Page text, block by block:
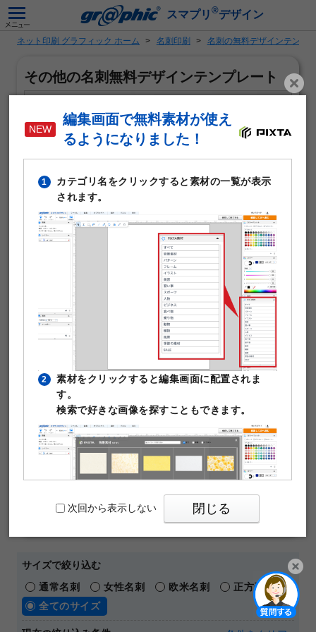
スマプリ ®デザイン
ネット印刷 グラフィック ホーム 名刺印刷 名刺の無料デザインテンプ
その他の名刺無料デザインテンプレート
「その他」がテーマの名刺作成に使える無料デザインテン
プレートです。写真や文字を入れるだけで本格的な名刺が
作成できます。テンプレート編集は無料。そのまま印刷注
文が可能です。
50枚 ￥480 (税込) ～
通常名刺 オンデマンド
名刺の料金や仕様の詳細はこちら
【 人気の名刺デザインテーマ 】
横向き ビジネス
シンプル
パワーポイントテンプレート
サイズで絞り込む
通常名刺
女性名刺 欧米名刺
正方形名刺
全てのサイズ
編集画面で無料素材が使え
るようになりました！
1
カテゴリ名をクリックすると素材の一覧が表示
されます。
2
素材をクリックすると編集画面に配置されま
す。
検索で好きな画像を探すこともできます。
3
PIXTAの透かし文字は印刷時に消えますのでご
安心ください。
次回から表示しない 閉じる
開く